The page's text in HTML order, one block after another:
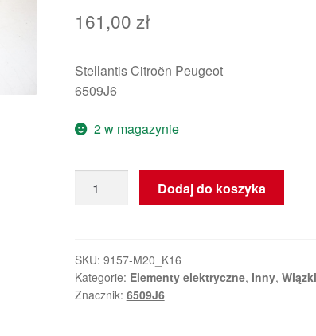
161,00 zł
Stellantis Citroën Peugeot
6509J6
2 w magazynie
Wiązka
C4
6509J6
Dodaj do koszyka
SKU: 9157-M20_K16
Kategorie: Elementy elektryczne, Inny,
Znacznik: 6509J6